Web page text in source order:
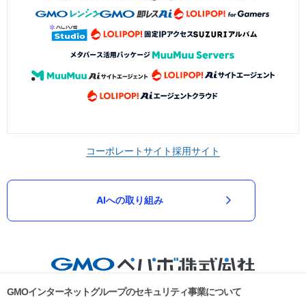
コーポレートサイト採用サイト
AIへの取り組み
GMOインターネットグループのセキュリティ事業について